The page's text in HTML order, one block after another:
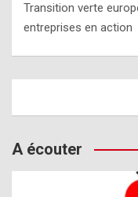
Transition verte
entreprises en action
A écouter